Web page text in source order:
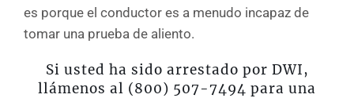
es porque el conductor es a menudo incapaz de
tomar una prueba de aliento.
Si usted ha sido arrestado por DWI,
llámenos al (800) 507-7494 para una